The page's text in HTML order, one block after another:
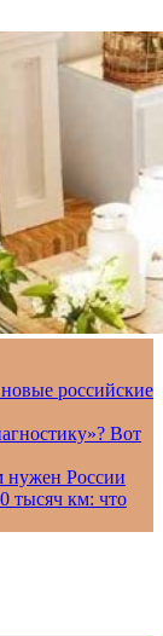
российские
Вот
нужен России
тысяч км: что